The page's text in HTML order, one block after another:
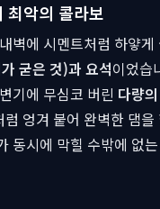
최악의 콜라보
벽에 시멘트처럼 하얗게
굳은 것)과 요석이었습
기에 무심코 버린 다량
엉겨 붙어 완벽한 댐을
동시에 막힐 수밖에 없